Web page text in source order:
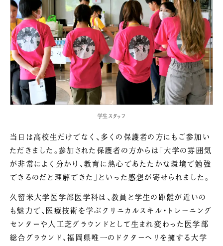
学生スタッフ
当日は高校生だけでなく、多くの保護者の方にもご参加い
ただきました。参加された保護者の方からは「大学の雰囲気
が非常によく分かり、教育に熱心であたたかな環境で勉強
できるのだと理解できた」といった感想が寄せられました。
久留米大学医学部医学科は、教員と学生の距離が近いの
も魅力で、医療技術を学ぶクリニカルスキル・トレーニング
センターや人工芝グラウンドとして生まれ変わった医学部
総合グラウンド、福岡県唯一のドクターヘリを擁する大学